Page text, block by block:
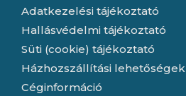
Adatkezelési tájékoztató
Hallásvédelmi tájékoztató
Süti (cookie) tájékoztató
Házhozszállítási lehetőségek
Céginformáció